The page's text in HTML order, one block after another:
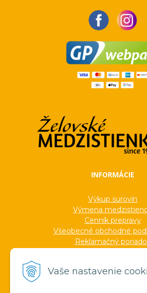
Vaše nastavenie
INFORMÁCIE
Výkup surovín
Výmena
Cenník prepravy
Všeobecné obchodné
Reklamačný
Formuláre